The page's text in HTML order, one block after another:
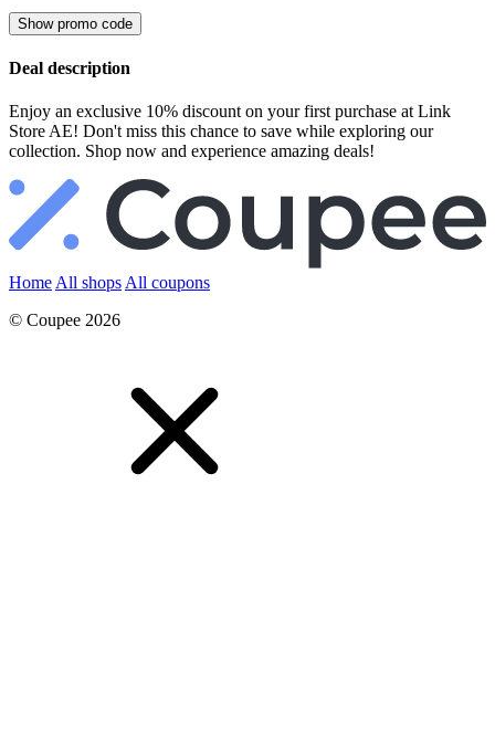
Show promo code
Deal description
Enjoy an exclusive 10% discount on your first purchase at Link
Store AE! Don't miss this chance to save while exploring our
collection. Shop now and experience amazing deals!
Home All shops All coupons
© Coupee 2026